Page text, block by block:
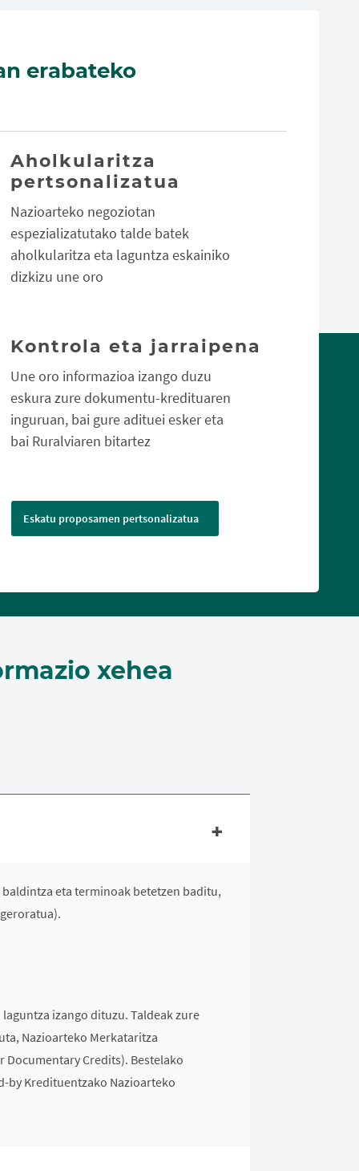
erabateko
Aholkularitza
pertsonalizatua
Nazioarteko negoziotan
espezializatutako talde batek
aholkularitza eta laguntza eskainiko
dizkizu une oro
Kontrola eta jarraipena
Une oro informazioa izango duzu
eskura zure dokumentu-kredituaren
inguruan, bai gure adituei esker eta
bai Ruralviaren bitartez
Eskatu proposamen pertsonalizatua
xehea
eta terminoak betetzen baditu,
izango dituzu. Taldeak zure
Nazioarteko Merkataritza
Credits). Bestelako
by Kredituentzako Nazioarteko